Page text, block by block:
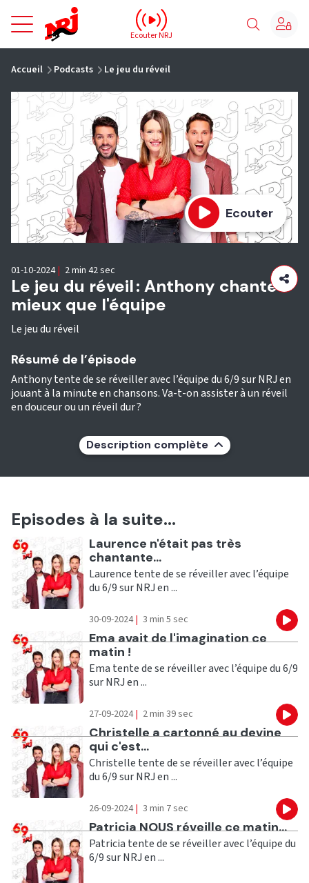
NRJ - Accueil
Ecouter NRJ
Accueil Podcasts Le jeu du réveil
Ecouter
Le jeu du réveil : Anthony chante
mieux que l'équipe
Le jeu du réveil
01-10-2024 | 2 min 42 sec
Résumé de l’épisode
Anthony tente de se réveiller avec l’équipe du 6/9 sur NRJ en
jouant à la minute en chansons. Va-t-on assister à un réveil
en douceur ou un réveil dur ?
Description complète
Episodes à la suite...
Ecouter
Laurence n'était pas très
chantante...
Laurence tente de se réveiller avec l’équipe
du 6/9 sur NRJ en ...
30-09-2024 | 3 min 5 sec
Ecouter
Ema avait de l'imagination ce
matin !
Ema tente de se réveiller avec l’équipe du 6/9
sur NRJ en ...
27-09-2024 | 2 min 39 sec
Ecouter
Christelle a cartonné au devine
qui c'est...
Christelle tente de se réveiller avec l’équipe
du 6/9 sur NRJ en ...
26-09-2024 | 3 min 7 sec
Ecouter
Patricia NOUS réveille ce matin...
Patricia tente de se réveiller avec l’équipe du
6/9 sur NRJ en ...